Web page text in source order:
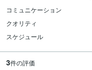
コミュニケーション
クオリティ
スケジュール
3件の評価